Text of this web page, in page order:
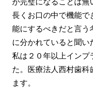
が完璧になることは無
長くお口の中で機能で
能にするべきだと言う
に分かれていると聞い
私は２０年以上インプ
た。医療法人西村歯科
ます。